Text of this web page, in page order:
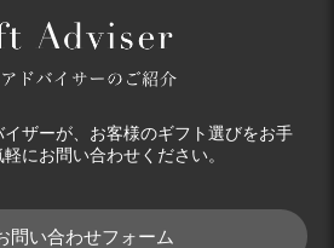
ザーが、お客様のギフト選びをお手
にお問い合わせください。
問い合わせフォーム